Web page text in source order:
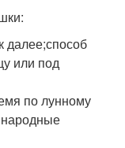
далее;способ
или под
по лунному